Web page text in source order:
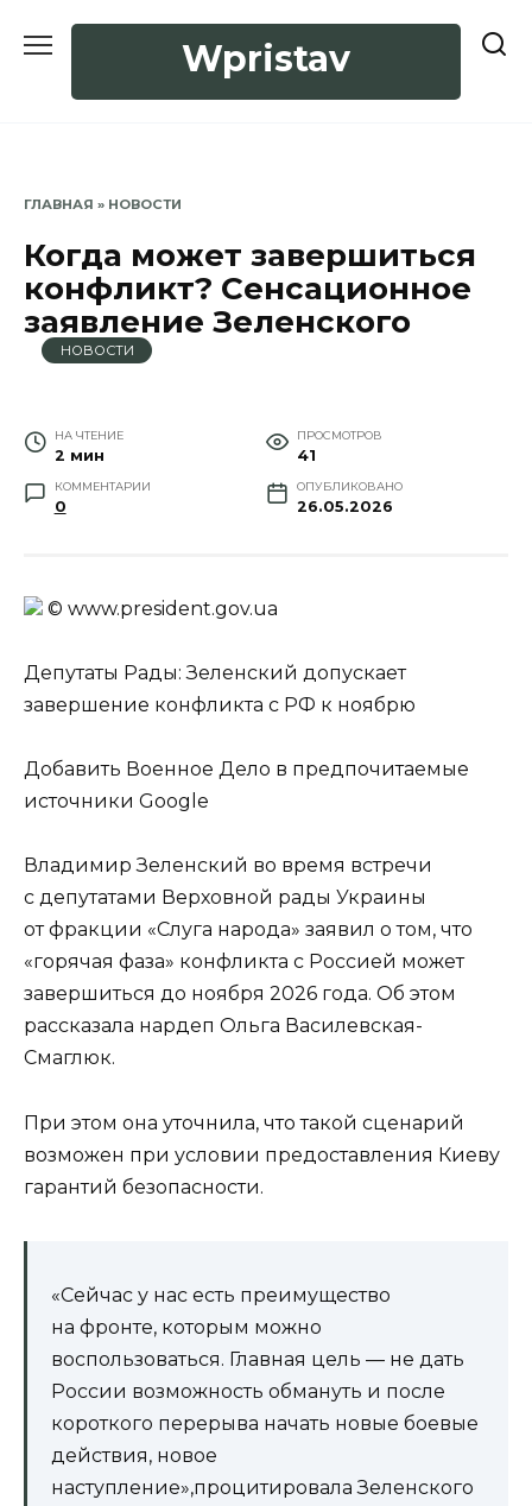
Wpristav
ГЛАВНАЯ » НОВОСТИ
Когда может завершиться
конфликт? Сенсационное
заявление Зеленского
НОВОСТИ
НА ЧТЕНИЕ
2 мин
ПРОСМОТРОВ
41
КОММЕНТАРИИ
0
ОПУБЛИКОВАНО
26.05.2026
© www.prеsidеnt.gоv.uа
Депутаты Рады: Зеленский допускает
завершение конфликта с РФ к ноябрю
Добавить Военное Дело в предпочитаемые
источники Google
Владимир Зеленский во время встречи
с депутатами Верховной рады Украины
от фракции «Слуга народа» заявил о том, что
«горячая фаза» конфликта с Россией может
завершиться до ноября 2026 года. Об этом
рассказала нардеп Ольга Василевская-
Смаглюк.
При этом она уточнила, что такой сценарий
возможен при условии предоставления Киеву
гарантий безопасности.
«Сейчас у нас есть преимущество
на фронте, которым можно
воспользоваться. Главная цель — не дать
России возможность обмануть и после
короткого перерыва начать новые боевые
действия, новое
наступление»,процитировала Зеленского